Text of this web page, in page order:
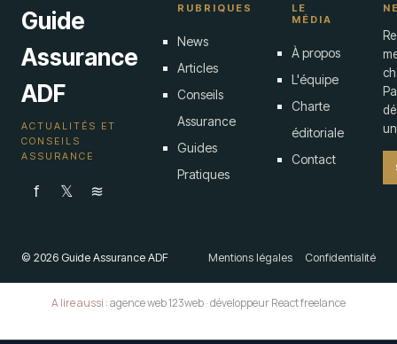
Guide
Assurance
ADF
ACTUALITÉS ET
CONSEILS
ASSURANCE
f 𝕏 ≋
RUBRIQUES
News
Articles
Conseils
Assurance
Guides
Pratiques
LE
MÉDIA
À propos
L'équipe
Charte
éditoriale
Contact
© 2026 Guide Assurance ADF Mentions légales Confidentialité
A lire aussi :agence web 123web·développeur React freelance